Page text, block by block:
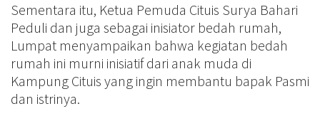
Sementara itu, Ketua Pemuda Cituis Surya Bahari
Peduli dan juga sebagai inisiator bedah rumah,
Lumpat menyampaikan bahwa kegiatan bedah
rumah ini murni inisiatif dari anak muda di
Kampung Cituis yang ingin membantu bapak Pasmi
dan istrinya.